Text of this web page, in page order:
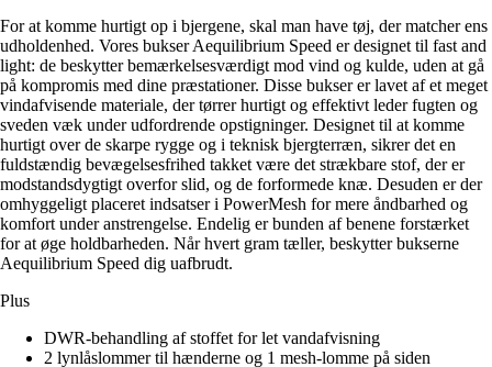
For at komme hurtigt op i bjergene, skal man have tøj, der matcher ens
udholdenhed. Vores bukser Aequilibrium Speed er designet til fast and
light: de beskytter bemærkelsesværdigt mod vind og kulde, uden at gå
på kompromis med dine præstationer. Disse bukser er lavet af et meget
vindafvisende materiale, der tørrer hurtigt og effektivt leder fugten og
sveden væk under udfordrende opstigninger. Designet til at komme
hurtigt over de skarpe rygge og i teknisk bjergterræn, sikrer det en
fuldstændig bevægelsesfrihed takket være det strækbare stof, der er
modstandsdygtigt overfor slid, og de forformede knæ. Desuden er der
omhyggeligt placeret indsatser i PowerMesh for mere åndbarhed og
komfort under anstrengelse. Endelig er bunden af benene forstærket
for at øge holdbarheden. Når hvert gram tæller, beskytter bukserne
Aequilibrium Speed dig uafbrudt.
Plus
DWR-behandling af stoffet for let vandafvisning
2 lynlåslommer til hænderne og 1 mesh-lomme på siden